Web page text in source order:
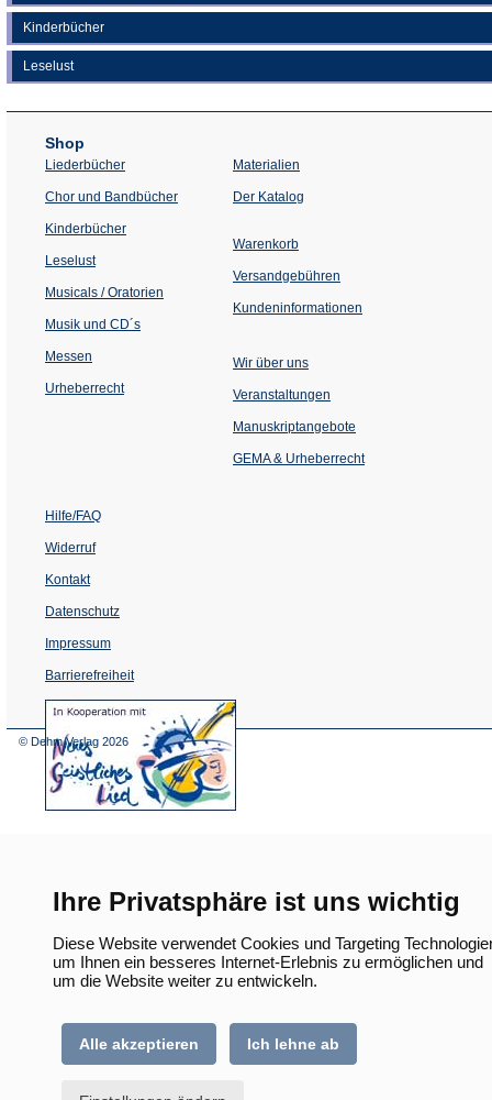
Ihre Privatsphäre ist uns wichtig
Diese Website verwendet Cookies und Targeting
um Ihnen ein besseres Internet-Erlebnis zu ermöglichen und
um die Website weiter zu entwickeln.
Alle akzeptieren Ich lehne ab
Kinderbücher
Leselust
Shop
Liederbücher
Chor und Bandbücher
Kinderbücher
Leselust
Musicals / Oratorien
Musik und CD´s
Messen
Urheberrecht
Materialien
Der Katalog
Warenkorb
Versandgebühren
Kundeninformationen
Wir über uns
Veranstaltungen
einem
Tab)
Manuskriptangebote
GEMA & Urheberrecht
Hilfe/FAQ
Widerruf
Kontakt
Datenschutz
Impressum
Barrierefreiheit
(Öffnet
in
© Dehm Verlag 2026